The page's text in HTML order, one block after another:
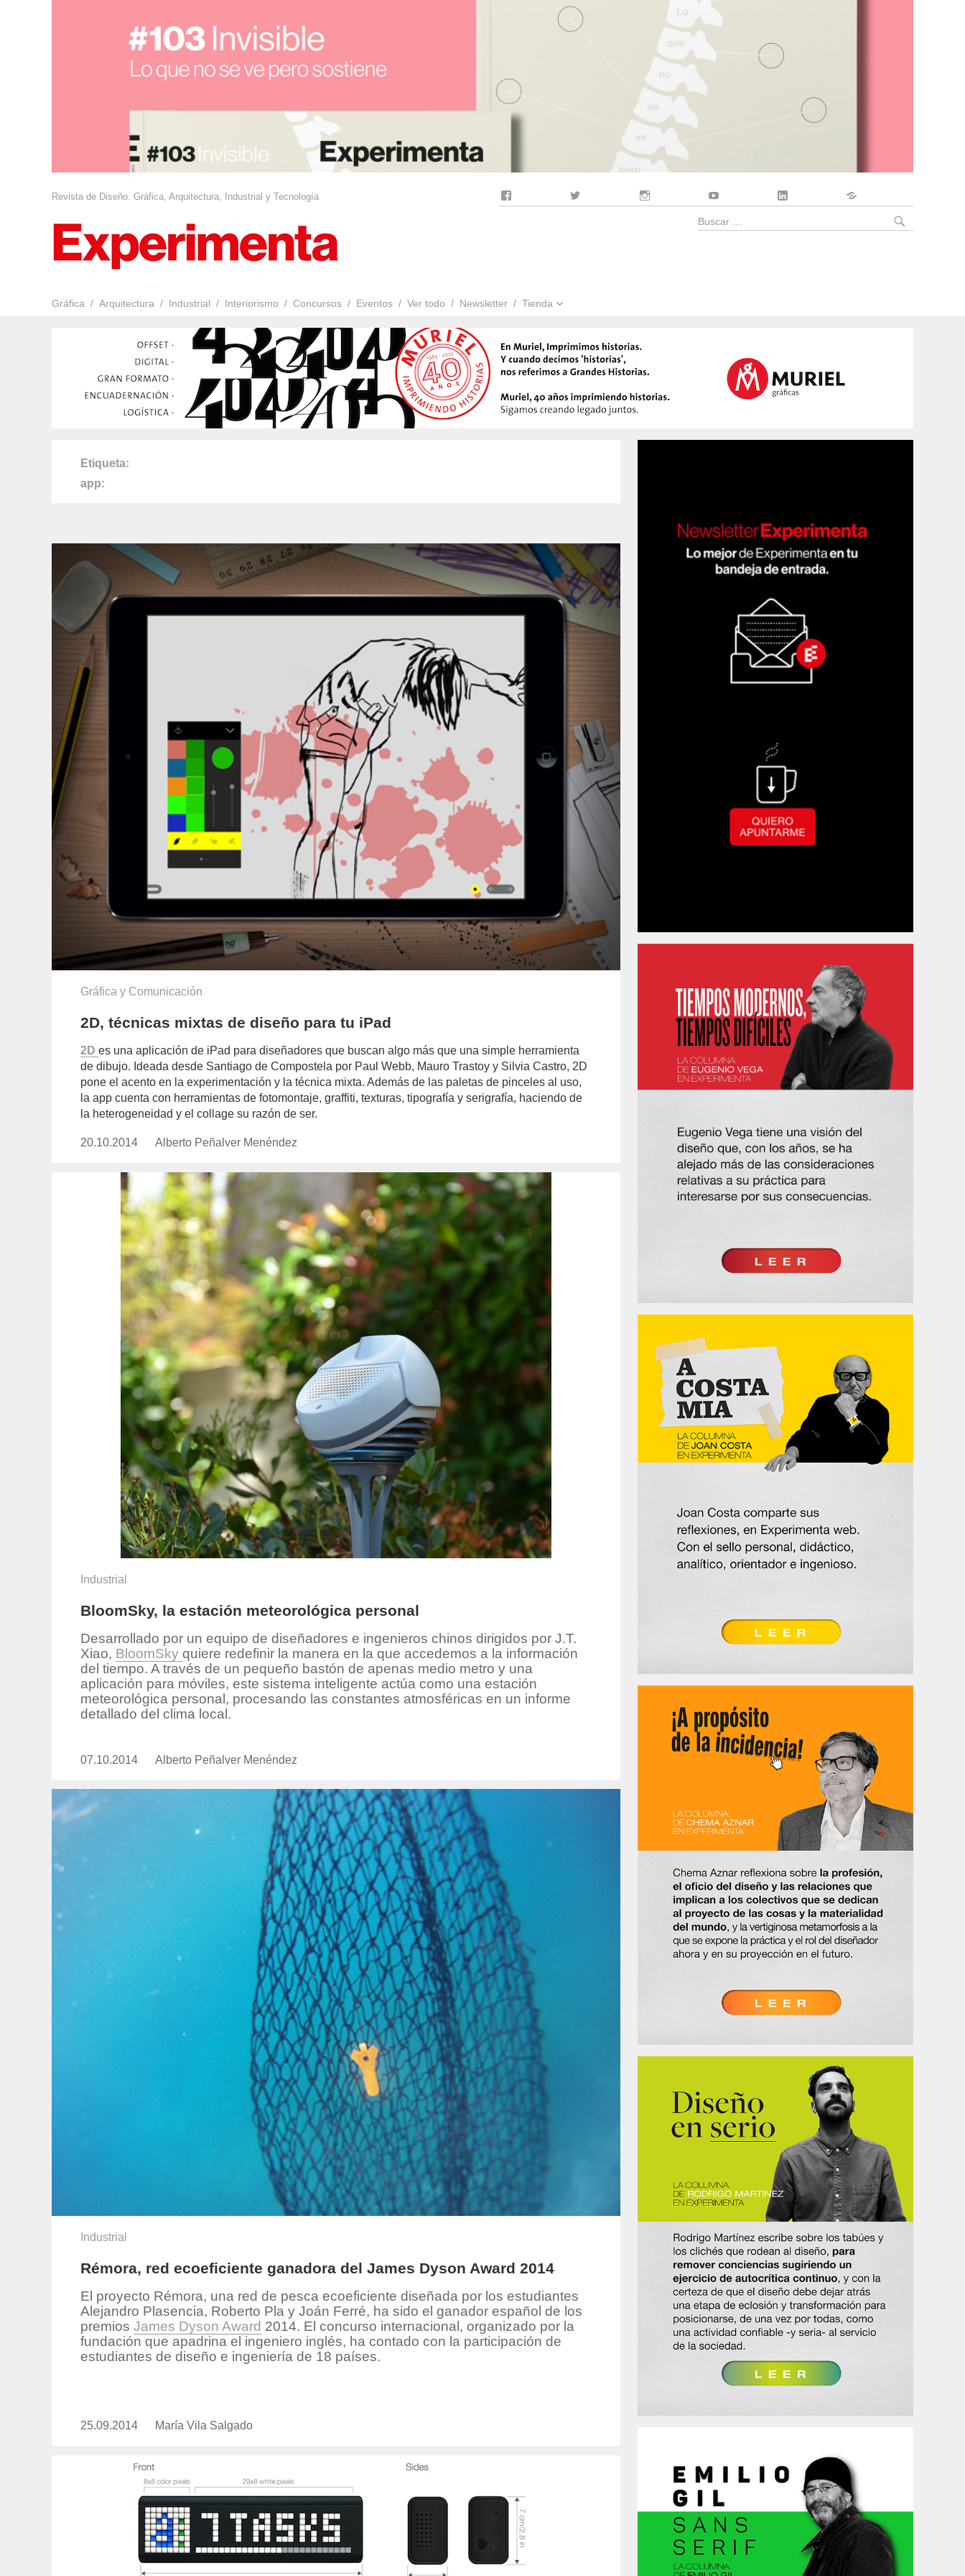
Revista de Diseño. Gráfica, Arquitectura, Industrial y Tecnología
Gráfica Arquitectura Industrial Interiorismo Concursos Eventos Ver todo Newsletter Tienda
Buscar
Etiqueta
app
Gráfica y Comunicación
2D, técnicas mixtas de diseño para tu iPad
2D es una aplicación de iPad para diseñadores que buscan algo más que una simple herramienta
de dibujo. Ideada desde Santiago de Compostela por Paul Webb, Mauro Trastoy y Silvia Castro, 2D
pone el acento en la experimentación y la técnica mixta. Además de las paletas de pinceles al uso,
la app cuenta con herramientas de fotomontaje, graffiti, texturas, tipografía y serigrafía, haciendo de
la heterogeneidad y el collage su razón de ser.
Publicado
20.10.2014
https://www.experimenta.es/author/alberto-
menendez/
Alberto Peñalver Menéndez
Industrial
BloomSky, la estación meteorológica personal
Desarrollado por un equipo de diseñadores e ingenieros chinos dirigidos por J.T.
Xiao, BloomSky quiere redefinir la manera en la que accedemos a la información
del tiempo. A través de un pequeño bastón de apenas medio metro y una
aplicación para móviles, este sistema inteligente actúa como una estación
meteorológica personal, procesando las constantes atmosféricas en un informe
detallado del clima local.
Publicado
07.10.2014
https://www.experimenta.es/author/alberto-
Alberto Peñalver Menéndez
Industrial
Rémora, red ecoeficiente ganadora del James Dyson Award 2014
El proyecto Rémora, una red de pesca ecoeficiente diseñada por los estudiantes
Alejandro Plasencia, Roberto Pla y Joán Ferré, ha sido el ganador español de los
premios James Dyson Award 2014. El concurso internacional, organizado por la
fundación que apadrina el ingeniero inglés, ha contado con la participación de
estudiantes de diseño e ingeniería de 18 países.
Publicado
25.09.2014 https://www.experimenta.es/author/mariavila/
María Vila Salgado